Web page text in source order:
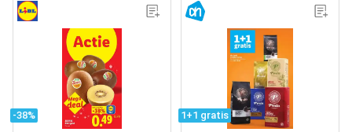
-38% 1+1 gratis